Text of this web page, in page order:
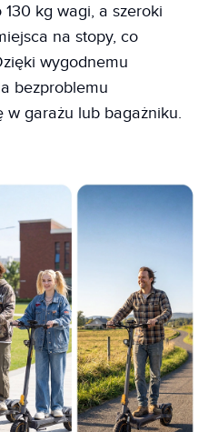
kg wagi, a szeroki
na stopy, co
wygodnemu
bezproblemu
garażu lub bagażniku.